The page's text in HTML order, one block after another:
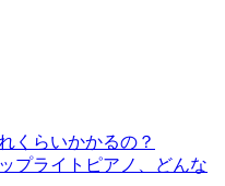
くらいかかるの？
プライトピアノ、どんな